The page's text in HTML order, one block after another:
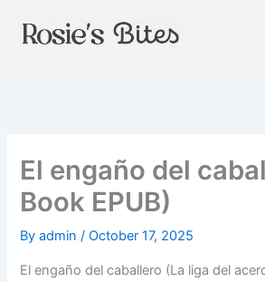
El engaño del
Book EPUB)
Byadmin/October 17, 2025
El engaño del caballero (La liga del